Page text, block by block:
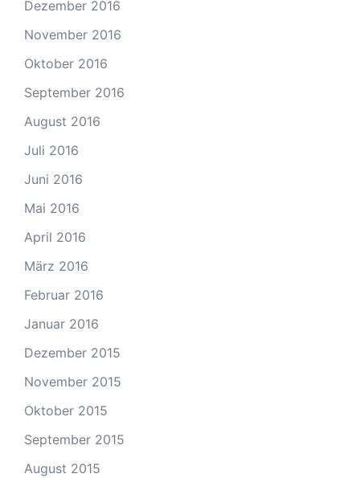
Dezember 2016
November 2016
Oktober 2016
September 2016
August 2016
Juli 2016
Juni 2016
Mai 2016
April 2016
März 2016
Februar 2016
Januar 2016
Dezember 2015
November 2015
Oktober 2015
September 2015
August 2015